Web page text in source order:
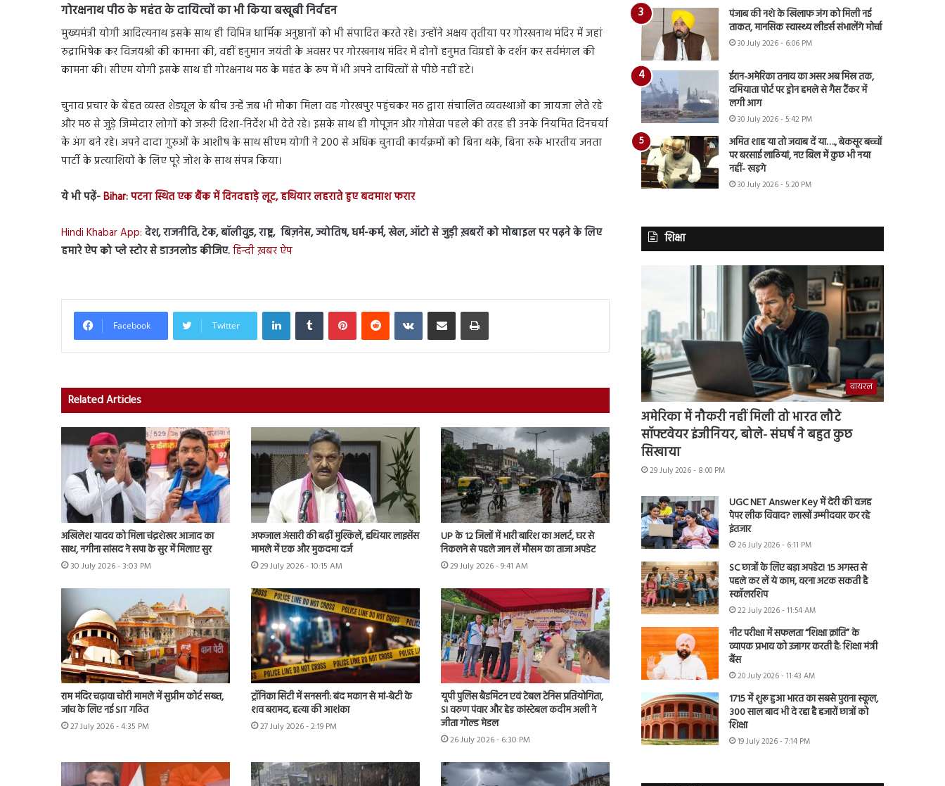
गोरक्षनाथ पीठ के महंत के दायित्वों का भी किया बखूबी निर्वहन
मुख्यमंत्री योगी आदित्यनाथ इसके साथ ही विभिन्न धार्मिक अनुष्ठानों को भी संपादित करते रहे। उन्होंने अक्षय तृतीया पर गोरखनाथ मंदिर में जहां
रुद्राभिषेक कर विजयश्री की कामना की, वहीं हनुमान जयंती के अवसर पर गोरखनाथ मंदिर में दोनों हनुमत विग्रहों के दर्शन कर सर्वमंगल की
कामना की। सीएम योगी इसके साथ ही गोरक्षनाथ मठ के महंत के रूप में भी अपने दायित्वों से पीछे नहीं हटे।
चुनाव प्रचार के बेहत व्यस्त शेड्यूल के बीच उन्हें जब भी मौका मिला वह गोरखपुर पहुंचकर मठ द्वारा संचालित व्यवस्थाओं का जायजा लेते रहे
और मठ से जुड़े जिम्मेदार लोगों को जरूरी दिशा-निर्देश भी देते रहे। इसके साथ ही गोपूजन और गोसेवा पहले की तरह ही उनके नियमित दिनचर्या
के अंग बने रहे। अपने दादा गुरुओं के आशीष के साथ सीएम योगी ने 200 से अधिक चुनावी कार्यक्रमों को बिना थके, बिना रुके भारतीय जनता
पार्टी के प्रत्याशियों के लिए पूरे जोश के साथ संपन्न किया।
ये भी पढ़ें-Bihar: पटना स्थित एक बैंक में दिनदहाड़े लूट, हथियार लहराते हुए बदमाश फरार
Hindi Khabar App: देश, राजनीति, टेक, बॉलीवुड, राष्ट्र, बिज़नेस, ज्योतिष, धर्म-कर्म, खेल, ऑटो से जुड़ी ख़बरों को मोबाइल पर पढ़ने के लिए
हमारे ऐप को प्ले स्टोर से डाउनलोड कीजिए.हिन्दी ख़बर ऐप
Facebook Twitter
LinkedInTumblr PinterestReddit VKontakteShare via Email Print
Related Articles
अखिलेश यादव को मिला चंद्रशेखर आजाद का
साथ, नगीना सांसद ने सपा के सुर में मिलाए सुर
30 July 2026 - 3:03 PM
अफजाल अंसारी की बढ़ीं मुश्किलें, हथियार लाइसेंस
मामले में एक और मुकदमा दर्ज
29 July 2026 - 10:15 AM
UP के 12 जिलों में भारी बारिश का अलर्ट, घर से
निकलने से पहले जान लें मौसम का ताजा अपडेट
29 July 2026 - 9:41 AM
राम मंदिर चढ़ावा चोरी मामले में सुप्रीम कोर्ट सख्त,
जांच के लिए नई SIT गठित
27 July 2026 - 4:35 PM
ट्रॉनिका सिटी में सनसनी: बंद मकान से मां-बेटी के
शव बरामद, हत्या की आशंका
27 July 2026 - 2:19 PM
यूपी पुलिस बैडमिंटन एवं टेबल टेनिस प्रतियोगिता,
SI वरुण पंवार और हेड कांस्टेबल कदीम अली ने
जीता गोल्ड मेडल
26 July 2026 - 6:30 PM
पंजाब की नशे के खिलाफ जंग को मिली नई
ताकत, मानसिक स्वास्थ्य लीडर्स संभालेंगे मोर्चा
30 July 2026 - 6:06 PM
ईरान-अमेरिका तनाव का असर अब मिस्र तक,
दमियाता पोर्ट पर ड्रोन हमले से गैस टैंकर में
लगी आग
30 July 2026 - 5:42 PM
अमित शाह या तो जवाब दें या…., बेकसूर बच्चों
पर बरसाई लाठियां, नए बिल में कुछ भी नया
नहीं- खड़गे
30 July 2026 - 5:20 PM
शिक्षा
वायरल
अमेरिका में नौकरी नहीं मिली तो भारत लौटे
सॉफ्टवेयर इंजीनियर, बोले- संघर्ष ने बहुत कुछ
सिखाया
29 July 2026 - 8:00 PM
UGC NET Answer Key में देरी की वजह
पेपर लीक विवाद? लाखों उम्मीदवार कर रहे
इंतजार
26 July 2026 - 6:11 PM
SC छात्रों के लिए बड़ा अपडेट! 15 अगस्त से
पहले कर लें ये काम, वरना अटक सकती है
स्कॉलरशिप
22 July 2026 - 11:54 AM
नीट परीक्षा में सफलता “शिक्षा क्रांति” के
व्यापक प्रभाव को उजागर करती है: शिक्षा मंत्री
बैंस
20 July 2026 - 11:43 AM
1715 में शुरू हुआ भारत का सबसे पुराना स्कूल,
300 साल बाद भी दे रहा है हजारों छात्रों को
शिक्षा
19 July 2026 - 7:14 PM